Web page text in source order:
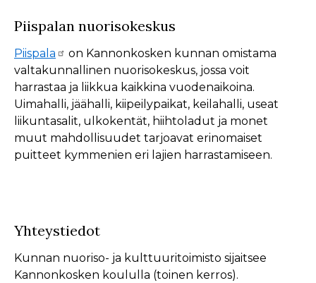
Piispalan nuorisokeskus
Piispala
on Kannonkosken kunnan omistama
valtakunnallinen nuorisokeskus, jossa voit
harrastaa ja liikkua kaikkina vuodenaikoina.
Uimahalli, jäähalli, kiipeilypaikat, keilahalli, useat
liikuntasalit, ulkokentät, hiihtoladut ja monet
muut mahdollisuudet tarjoavat erinomaiset
puitteet kymmenien eri lajien harrastamiseen.
Yhteystiedot
Kunnan nuoriso- ja kulttuuritoimisto sijaitsee
Kannonkosken koululla (toinen kerros).